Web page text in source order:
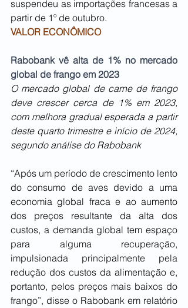
suspendeu as importações francesas a
partir de 1º de outubro.
VALOR ECONÔMICO
Rabobank vê alta de 1% no mercado
global de frango em 2023
O mercado global de carne de frango
deve crescer cerca de 1% em 2023,
com melhora gradual esperada a partir
deste quarto trimestre e início de 2024,
segundo análise do Rabobank
“Após um período de crescimento lento
do consumo de aves devido a uma
economia global fraca e ao aumento
dos preços resultante da alta dos
custos, a demanda global tem espaço
para alguma recuperação,
impulsionada principalmente pela
redução dos custos da alimentação e,
portanto, pelos preços mais baixos do
frango”, disse o Rabobank em relatório